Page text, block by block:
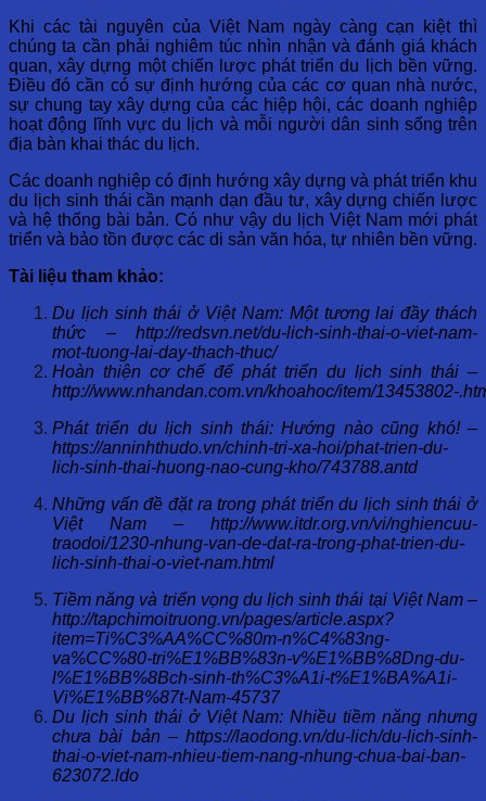
Khi các tài nguyên của Việt Nam ngày càng cạn kiệt thì
chúng ta cần phải nghiêm túc nhìn nhận và đánh giá khách
quan, xây dựng một chiến lược phát triển du lịch bền vững.
Điều đó cần có sự định hướng của các cơ quan nhà nước,
sự chung tay xây dựng của các hiệp hội, các doanh nghiệp
hoạt động lĩnh vực du lịch và mỗi người dân sinh sống trên
địa bàn khai thác du lịch.
Các doanh nghiệp có định hướng xây dựng và phát triển khu
du lịch sinh thái cần mạnh dạn đầu tư, xây dựng chiến lược
và hệ thống bài bản. Có như vậy du lịch Việt Nam mới phát
triển và bảo tồn được các di sản văn hóa, tự nhiên bền vững.
Tài liệu tham khảo:
Du lịch sinh thái ở Việt Nam: Một tương lai đầy thách
thức – http://redsvn.net/du-lich-sinh-thai-o-viet-nam-
mot-tuong-lai-day-thach-thuc/
Hoàn thiện cơ chế để phát triển du lịch sinh thái –
http://www.nhandan.com.vn/khoahoc/item/13453802-
Phát triển du lịch sinh thái: Hướng nào cũng khó! –
https://anninhthudo.vn/chinh-tri-xa-hoi/phat-trien-du-
lich-sinh-thai-huong-nao-cung-kho/743788.antd
Những vấn đề đặt ra trong phát triển du lịch sinh thái ở
Việt Nam – http://www.itdr.org.vn/vi/nghiencuu-
traodoi/1230-nhung-van-de-dat-ra-trong-phat-trien-du-
lich-sinh-thai-o-viet-nam.html
Tiềm năng và triển vọng du lịch sinh thái tại Việt Nam –
http://tapchimoitruong.vn/pages/article.aspx?
item=Ti%C3%AA%CC%80m-n%C4%83ng-
va%CC%80-tri%E1%BB%83n-v%E1%BB%8Dng-du-
l%E1%BB%8Bch-sinh-th%C3%A1i-t%E1%BA%A1i-
Vi%E1%BB%87t-Nam-45737
Du lịch sinh thái ở Việt Nam: Nhiều tiềm năng nhưng
chưa bài bản – https://laodong.vn/du-lich/du-lich-sinh-
thai-o-viet-nam-nhieu-tiem-nang-nhung-chua-bai-ban-
623072.ldo